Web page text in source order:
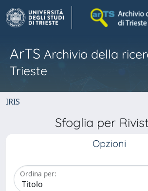
ArTS Archivio della
Trieste
IRIS
Sfoglia per
Opzioni
Ordina per: